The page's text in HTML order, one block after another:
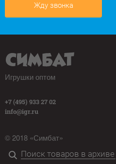
Жду звонка
Игрушки оптом
+7 (495) 933 27 02
info@igr.ru
© 2018 «Симбат»